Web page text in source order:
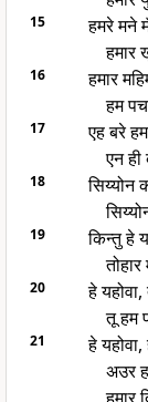
15
हमरे मने
हमार
16
हमार
हम
17
एह बरे
एन
18
सिय्योन
19
किन्तु हे
20
हे
तू हम
21
हे
अउर